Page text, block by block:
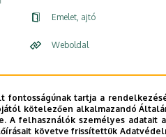
Emelet, ajtó
Weboldal
Személyes profil /
fontosságúnak tartja a
kötelezően alkalmazandó
A felhasználók személyes
követve frissítettük